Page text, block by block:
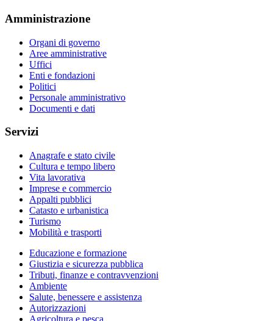
Amministrazione
Organi di governo
Aree amministrative
Uffici
Enti e fondazioni
Politici
Personale amministrativo
Documenti e dati
Servizi
Anagrafe e stato civile
Cultura e tempo libero
Vita lavorativa
Imprese e commercio
Appalti pubblici
Catasto e urbanistica
Turismo
Mobilità e trasporti
Educazione e formazione
Giustizia e sicurezza pubblica
Tributi, finanze e contravvenzioni
Ambiente
Salute, benessere e assistenza
Autorizzazioni
Agricoltura e pesca